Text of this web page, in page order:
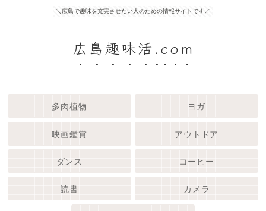
＼広島で趣味を充実させたい人のための情報サイトです／
広島趣味活.com
多肉植物 ヨガ
映画鑑賞 アウトドア
ダンス コーヒー
読書 カメラ